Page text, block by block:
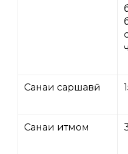
Санаи саршавӣ
Санаи итмом